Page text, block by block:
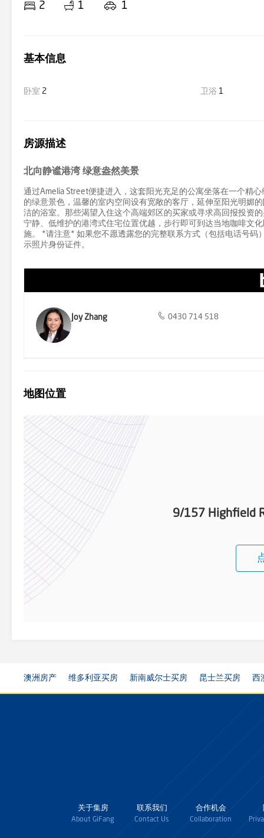
2 1 1
基本信息
卧室 2 卫浴 1
房源描述
北向静谧港湾 绿意盎然美景
通过Amelia Street便捷进入，这套阳光充足的公寓坐落在一个精
的绿意景色，温馨的室内空间设有宽敞的客厅，延伸至阳光明媚
洁的浴室。那些渴望入住这个高端郊区的买家或寻求高回报投资
宁静、低维护的港湾式住宅位置优越，步行即可到达当地咖啡文
施。 *请注意* 如果您不愿透露您的完整联系方式（包括电话号
示照片身份证件。
Joy Zhang 0430 714 518
地图位置
9/157 Highfield
澳洲房产 维多利亚买房 新南威尔士买房 昆士兰买房 西
关于集房
About GiFang
联系我们
Contact Us
合作机会
Collaboration